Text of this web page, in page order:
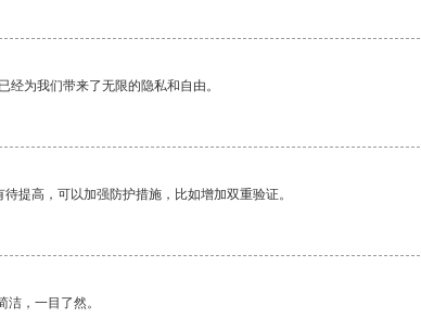
经为我们带来了无限的隐私和自由。
提高，可以加强防护措施，比如增加双重验证。
，一目了然。